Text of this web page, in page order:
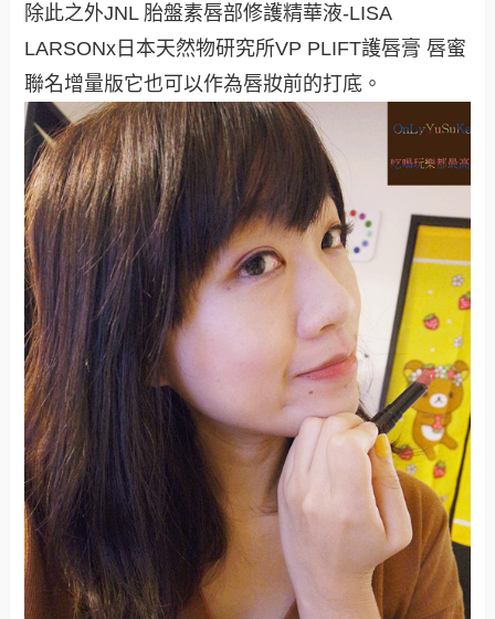
除此之外JNL 胎盤素唇部修護精華液-LISA
LARSONx日本天然物研究所VP PLIFT護唇膏 唇蜜
聯名增量版它也可以作為唇妝前的打底。